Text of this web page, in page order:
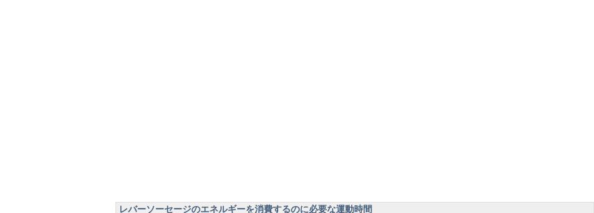
レバーソーセージのエネルギーを消費するのに必要な運動時間